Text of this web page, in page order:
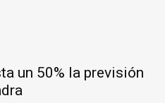
un 50% la previsión